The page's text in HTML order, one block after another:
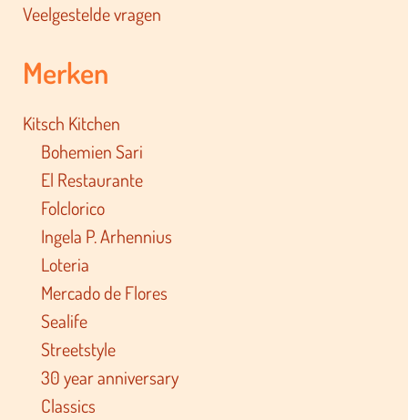
Veelgestelde vragen
Merken
Kitsch Kitchen
Bohemien Sari
El Restaurante
Folclorico
Ingela P. Arhennius
Loteria
Mercado de Flores
Sealife
Streetstyle
30 year anniversary
Classics